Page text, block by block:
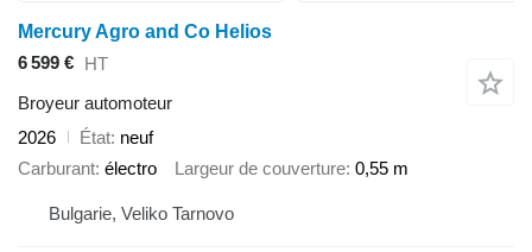
Mercury Agro and Co Helios
6 599 € HT
Broyeur automoteur
2026
État neuf
Carburant électro Largeur de couverture 0,55 m
Bulgarie, Veliko Tarnovo